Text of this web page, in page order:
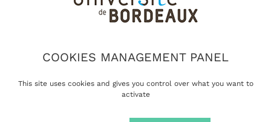
COOKIES MANAGEMENT PANEL
This site uses cookies and gives you control over what you want to
activate